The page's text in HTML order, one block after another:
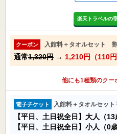
楽天トラベルの
クーポン 入館料＋タオルセット
通常1,320円 → 1,210円（110円
他にも1種類のクー
電子チケット 入館料＋タオルセット
【平日、土日祝全日】大人（13
【平日、土日祝全日】小人（0